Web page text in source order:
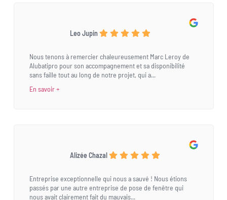
Leo Jupin
Nous tenons à remercier chaleureusement Marc Leroy de
Alubatipro pour son accompagnement et sa disponibilité
sans faille tout au long de notre projet, qui a...
En savoir +
Alizée Chazal
Entreprise exceptionnelle qui nous a sauvé ! Nous étions
passés par une autre entreprise de pose de fenêtre qui
nous avait clairement fait du mauvais...